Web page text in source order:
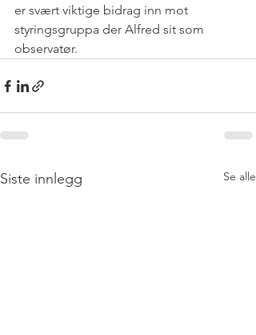
er svært viktige bidrag inn mot
styringsgruppa der Alfred sit som
observatør.
Siste innlegg Se alle